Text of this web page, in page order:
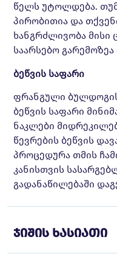
წელს უტოლდება.
პირობითია და
ხანგრძლივობა მისი
საარსებო
ბეწვის საფარი
ფრანგული
ბეწვის საფარი
ნაკლები
წევრების ბეწვის
პროცედურა თმის
კანისთვის
გადანაწილებაში
ჯიშის ხასიათი